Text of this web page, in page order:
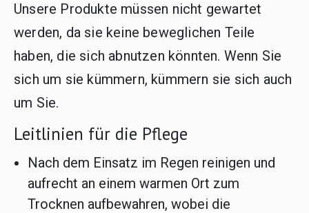
Unsere Produkte müssen nicht gewartet
werden, da sie keine beweglichen Teile
haben, die sich abnutzen könnten. Wenn Sie
sich um sie kümmern, kümmern sie sich auch
um Sie.
Leitlinien für die Pflege
Nach dem Einsatz im Regen reinigen und
aufrecht an einem warmen Ort zum
Trocknen aufbewahren, wobei die